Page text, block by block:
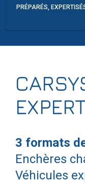
PRÉPARÉS,
LED - JA15 - CAM -
3 formats
Enchères
Véhicules